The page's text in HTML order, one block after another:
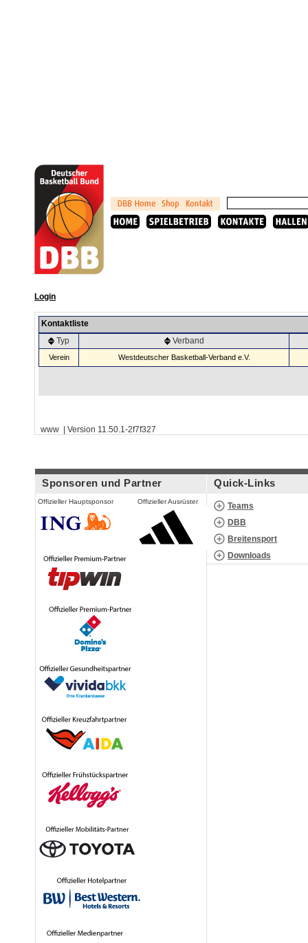
Login
Kontaktliste
Typ
Verband
Verein Westdeutscher Basketball-Verband e.V.
www | Version 11.50.1-2f7f327
Sponsoren und Partner
Offizieller Hauptsponsor Offizieller Ausrüster
Quick-Links
Teams
DBB
Breitensport
Downloads